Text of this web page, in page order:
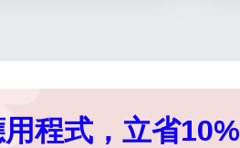
程式，立省10%